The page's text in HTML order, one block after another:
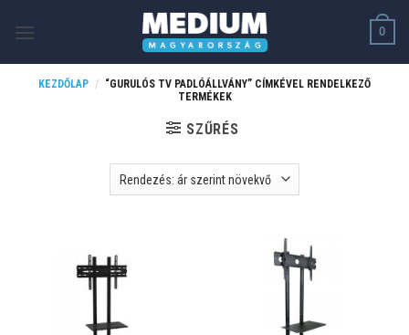
0
KEZDŐLAP / “GURULÓS TV PADLÓÁLLVÁNY” CÍMKÉVEL RENDELKEZŐ
TERMÉKEK
SZŰRÉS